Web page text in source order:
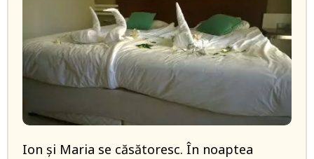
Ion și Maria se căsătoresc. În noaptea